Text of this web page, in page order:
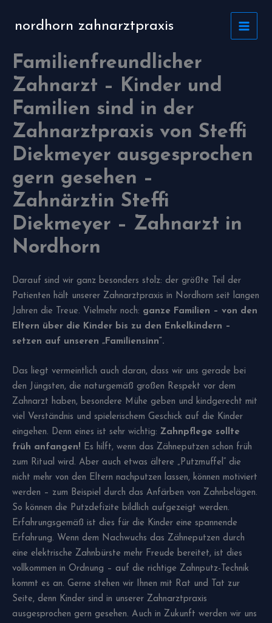
Inhaltnordhorn zahnarztpraxis
Familienfreundlicher
Zahnarzt – Kinder und
Familien sind in der
Zahnarztpraxis von Steffi
Diekmeyer ausgesprochen
gern gesehen –
Zahnärztin Steffi
Diekmeyer – Zahnarzt in
Nordhorn
Darauf sind wir ganz besonders stolz: der größte Teil der
Patienten hält unserer Zahnarztpraxis in Nordhorn seit langen
Jahren die Treue. Vielmehr noch: ganze Familien – von den
Eltern über die Kinder bis zu den Enkelkindern –
setzen auf unseren „Familiensinn“.
Das liegt vermeintlich auch daran, dass wir uns gerade bei
den Jüngsten, die naturgemäß großen Respekt vor dem
Zahnarzt haben, besondere Mühe geben und kindgerecht mit
viel Verständnis und spielerischem Geschick auf die Kinder
eingehen. Denn eines ist sehr wichtig: Zahnpflege sollte
früh anfangen! Es hilft, wenn das Zähneputzen schon früh
zum Ritual wird. Aber auch etwas ältere „Putzmuffel“ die
nicht mehr von den Eltern nachputzen lassen, können motiviert
werden – zum Beispiel durch das Anfärben von Zahnbelägen.
So können die Putzdefizite bildlich aufgezeigt werden.
Erfahrungsgemäß ist dies für die Kinder eine spannende
Erfahrung. Wenn dem Nachwuchs das Zähneputzen durch
eine elektrische Zahnbürste mehr Freude bereitet, ist dies
vollkommen in Ordnung – auf die richtige Zahnputz-Technik
kommt es an. Gerne stehen wir Ihnen mit Rat und Tat zur
Seite, denn Kinder sind in unserer Zahnarztpraxis
ausgesprochen gern gesehen. Auch in Zukunft werden wir uns